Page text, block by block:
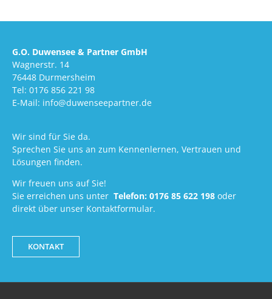
G.O. Duwensee & Partner GmbH
Wagnerstr. 14
76448 Durmersheim
Tel: 0176 856 221 98
E-Mail: info@duwenseepartner.de
Wir sind für Sie da.
Sprechen Sie uns an zum Kennenlernen, Vertrauen und
Lösungen finden.
Wir freuen uns auf Sie!
Sie erreichen uns unter Telefon: 0176 85 622 198 oder
direkt über unser Kontaktformular.
KONTAKT